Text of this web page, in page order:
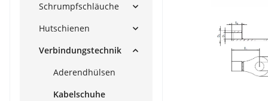
Schrumpfschläuche
Hutschienen
Verbindungstechnik
Aderendhülsen
Kabelschuhe